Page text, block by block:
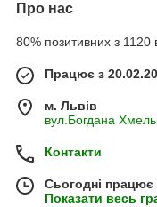
Про нас
80% позитивних з 1120
Працює з
м. Львів
вул.Богдана
Контакти
Сьогодні працює
Показати весь